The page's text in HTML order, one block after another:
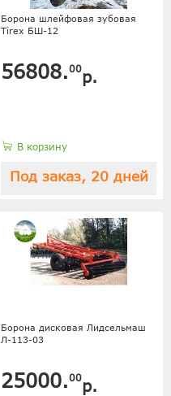
Борона шлейфовая зубовая
Tirex БШ-12
56808.00р.
В корзину
Под заказ, 20 дней
Борона дисковая Лидсельмаш
Л-113-03
25000.00р.